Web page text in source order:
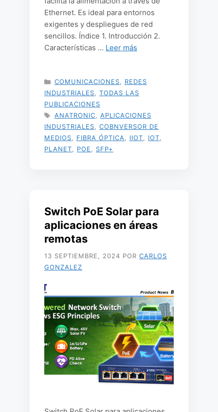
Ethernet. Es ideal para entornos
exigentes y despliegues de red
sencillos. Índice 1. Introducción 2.
Características … Leer más
CATEGORÍAS
COMUNICACIONES
REDES
INDUSTRIALES
TODAS LAS
PUBLICACIONES
ETIQUETAS
ANATRONIC
APLICACIONES
INDUSTRIALES
COBNVERSOR DE
MEDIOS
FIBRA ÓPTICA IIOT IOT
PLANET
POE SFP+
Switch PoE Solar para
aplicaciones en áreas
remotas
13 SEPTIEMBRE, 2024 POR CARLOS
GONZALEZ